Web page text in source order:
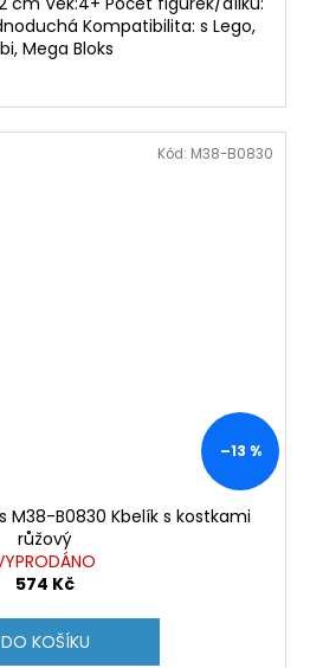
Kompatibilita: s Lego,
Mega Bloks
–13 %
M38-B0830 Kbelík s kostkami
růžový
574 Kč
DO KOŠÍKU
Kód: M38-B0830